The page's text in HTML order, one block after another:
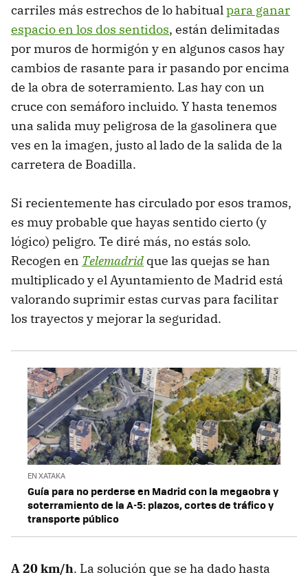
carriles más estrechos de lo habitualpara ganar
espacio en los dos sentidos, están delimitadas
por muros de hormigón y en algunos casos hay
cambios de rasante para ir pasando por encima
de la obra de soterramiento. Las hay con un
cruce con semáforo incluido. Y hasta tenemos
una salida muy peligrosa de la gasolinera que
ves en la imagen, justo al lado de la salida de la
carretera de Boadilla.
Si recientemente has circulado por esos tramos,
es muy probable que hayas sentido cierto (y
lógico) peligro. Te diré más, no estás solo.
Recogen en Telemadrid que las quejas se han
multiplicado y el Ayuntamiento de Madrid está
valorando suprimir estas curvas para facilitar
los trayectos y mejorar la seguridad.
EN XATAKA
Guía para no perderse en Madrid con la megaobra y
soterramiento de la A-5: plazos, cortes de tráfico y
transporte público
A 20 km/h. La solución que se ha dado hasta